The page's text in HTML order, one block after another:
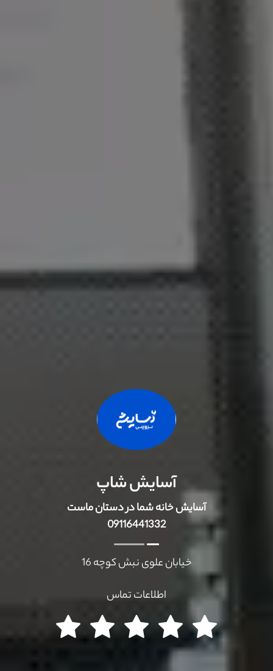
آسایش شاپ
آسایش خانه شما در دستان ماست
09116441332
خیابان علوی نبش کوچه 16
اطلاعات تماس